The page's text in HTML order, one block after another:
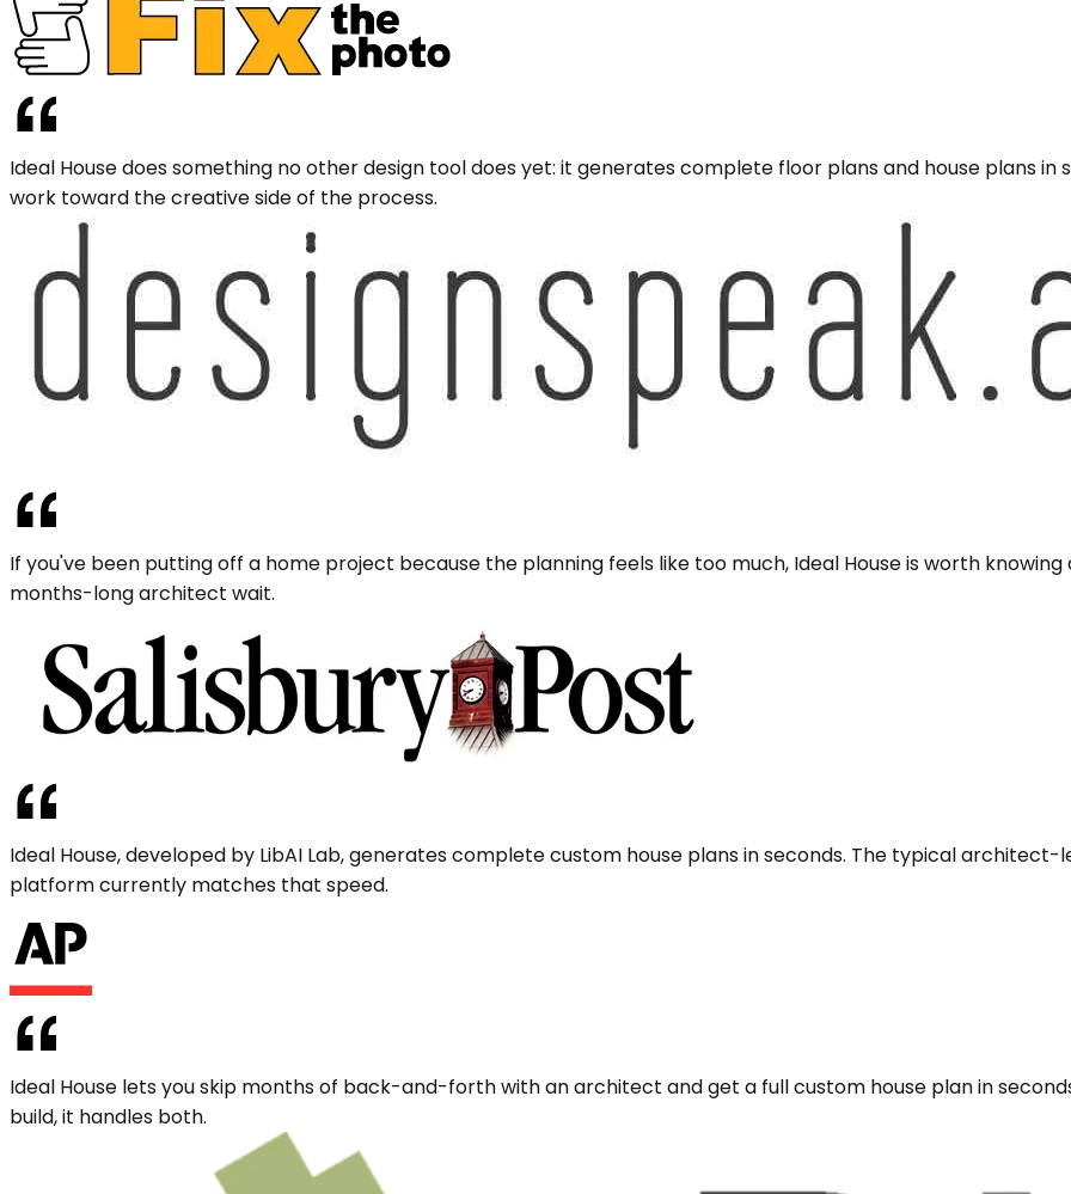
Ideal House does something no other design tool does yet: it generates complete floor plans and house plans
work toward the creative side of the process.
If you've been putting off a home project because the planning feels like too much, Ideal House is worth
months-long architect wait.
Ideal House, developed by LibAI Lab, generates complete custom house plans in seconds. The typical
platform currently matches that speed.
Ideal House lets you skip months of back-and-forth with an architect and get a full custom house plan in
build, it handles both.